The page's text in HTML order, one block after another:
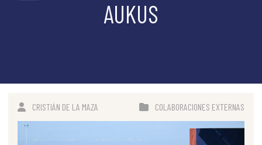
AUKUS
CRISTIÁN DE LA MAZA COLABORACIONES EXTERNAS